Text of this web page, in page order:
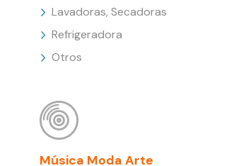
Lavadoras, Secadoras
Refrigeradora
Otros
Música Moda Arte